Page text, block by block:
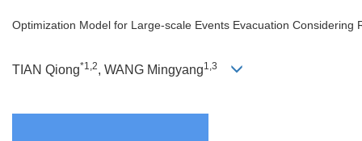
Optimization Model for Large-scale Events Evacuation Considering
TIAN Qiong*1,2, WANG Mingyang1,3